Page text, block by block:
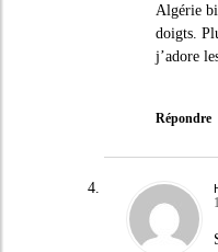
Algérie
doigts.
j’adore
Répondre